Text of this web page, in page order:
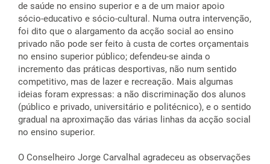
de saúde no ensino superior e a de um maior apoio
sócio-educativo e sócio-cultural. Numa outra intervenção,
foi dito que o alargamento da acção social ao ensino
privado não pode ser feito à custa de cortes orçamentais
no ensino superior público; defendeu-se ainda o
incremento das práticas desportivas, não num sentido
competitivo, mas de lazer e recreação. Mais algumas
ideias foram expressas: a não discriminação dos alunos
(público e privado, universitário e politécnico), e o sentido
gradual na aproximação das várias linhas da acção social
no ensino superior.
O Conselheiro Jorge Carvalhal agradeceu as observações